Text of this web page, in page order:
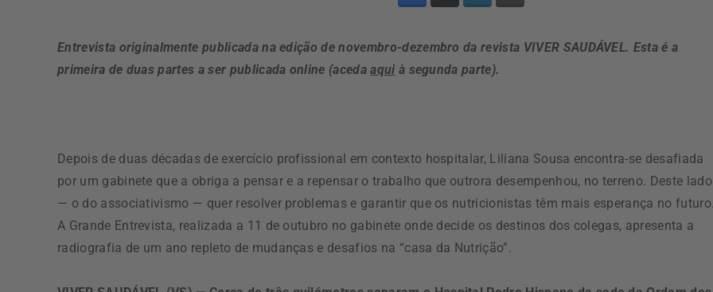
Entrevista originalmente publicada na edição de novembro-dezembro da revista VIVER SAUDÁVEL. Esta é a
primeira de duas partes a ser publicada online (acedaaqui à segunda parte).
Depois de duas décadas de exercício profissional em contexto hospitalar, Liliana Sousa encontra-se desafiada
por um gabinete que a obriga a pensar e a repensar o trabalho que outrora desempenhou, no terreno. Deste lado
— o do associativismo — quer resolver problemas e garantir que os nutricionistas têm mais esperança no
A Grande Entrevista, realizada a 11 de outubro no gabinete onde decide os destinos dos colegas, apresenta a
radiografia de um ano repleto de mudanças e desafios na “casa da Nutrição”.